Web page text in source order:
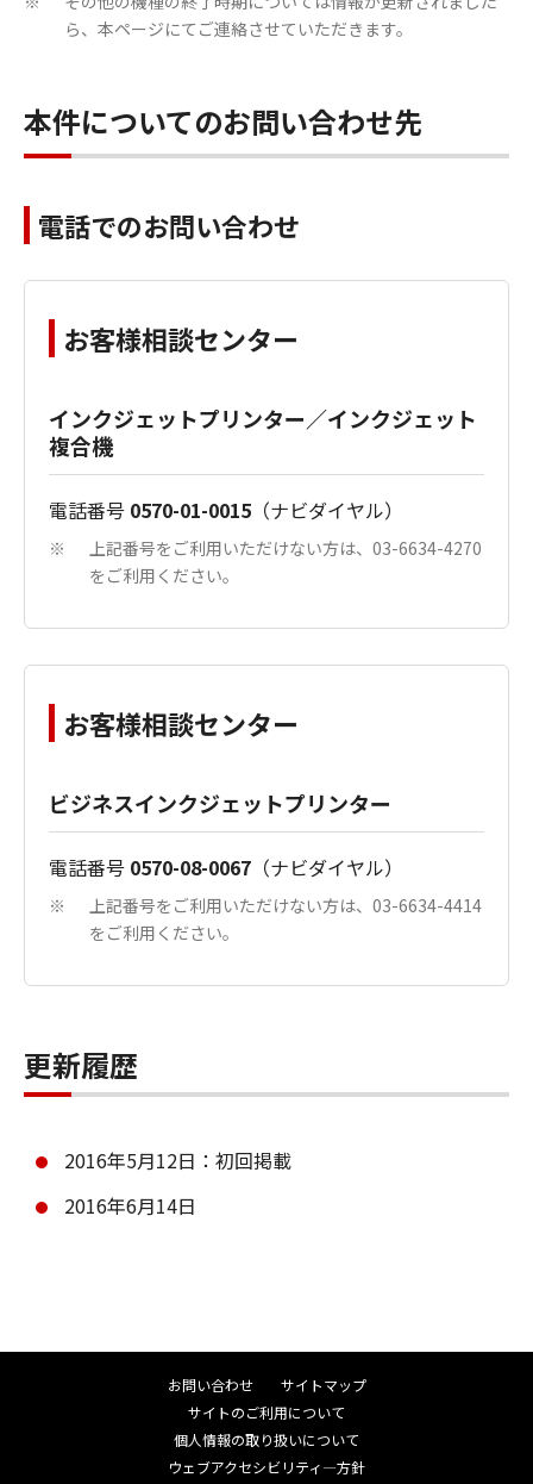
ら、本ページにてご連絡させていただきます。
本件についてのお問い合わせ先
電話でのお問い合わせ
お客様相談センター
インクジェットプリンター／インクジェット
複合機
電話番号 0570-01-0015 （ナビダイヤル）
※
上記番号をご利用いただけない方は、03-6634-4270
をご利用ください。
お客様相談センター
ビジネスインクジェットプリンター
電話番号 0570-08-0067 （ナビダイヤル）
※
上記番号をご利用いただけない方は、03-6634-4414
をご利用ください。
更新履歴
2016年5月12日：初回掲載
2016年6月14日
お問い合わせ
サイトマップ
サイトのご利用について
個人情報の取り扱いについて
ウェブアクセシビリティ―方針